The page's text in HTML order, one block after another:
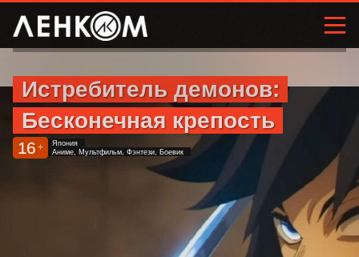
Истребитель демонов:
Бесконечная крепость
16 +
Япония
Аниме, Мультфильм, Фэнтези, Боевик